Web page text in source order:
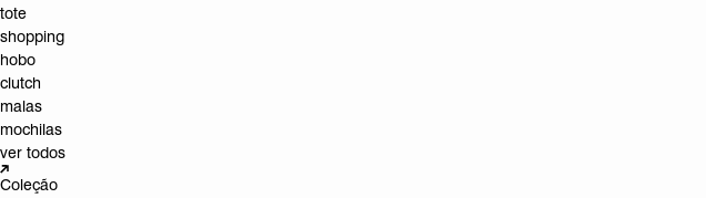
tote
shopping
hobo
clutch
malas
mochilas
ver todos
Coleção